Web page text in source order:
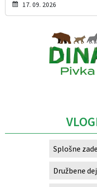
17. 09. 2026
Splošne
Družbene